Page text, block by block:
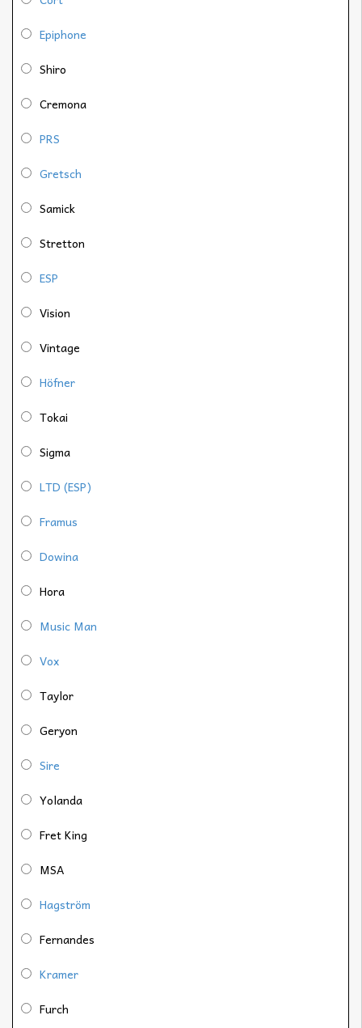
Epiphone
Shiro
Cremona
PRS
Gretsch
Samick
Stretton
ESP
Vision
Vintage
Höfner
Tokai
Sigma
LTD (ESP)
Framus
Dowina
Hora
Music Man
Vox
Taylor
Geryon
Sire
Yolanda
Fret King
MSA
Hagström
Fernandes
Kramer
Furch